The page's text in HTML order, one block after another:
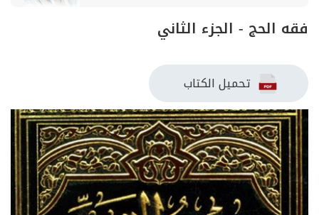
فقه الحج - الجزء الثاني
تحميل الكتاب